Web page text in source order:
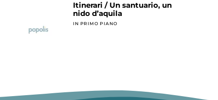
Itinerari / Un santuario, un
nido d’aquila
IN PRIMO PIANO